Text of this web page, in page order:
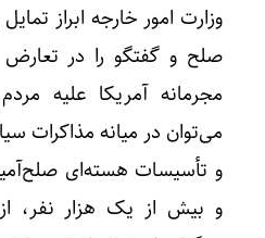
وزارت امور خارجه ابراز
صلح و گفتگو را در تعارض
مجرمانه آمریکا علیه
می‌توان در میانه مذاکرات
و تأسیسات هسته‌ای
و بیش از یک هزار نفر،